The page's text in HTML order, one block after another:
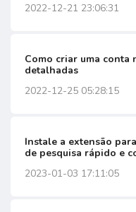
2022-12-21 23:06:31
Como criar uma conta
detalhadas
2022-12-25 05:28:15
Instale a extensão
de pesquisa rápido e
2023-01-03 17:11:05